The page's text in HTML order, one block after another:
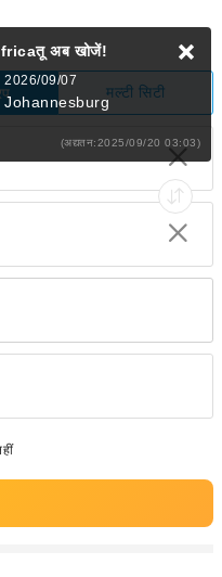
मल्टी सिटी
अब खोजें!
2026/09/07
Johannesburg
(अद्यतन:2025/09/20 03:03)